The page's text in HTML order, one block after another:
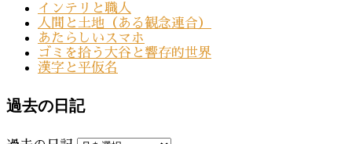
インテリと職人
人間と土地（ある観念連合）
あたらしいスマホ
ゴミを拾う大谷と響存的世界
漢字と平仮名
過去の日記